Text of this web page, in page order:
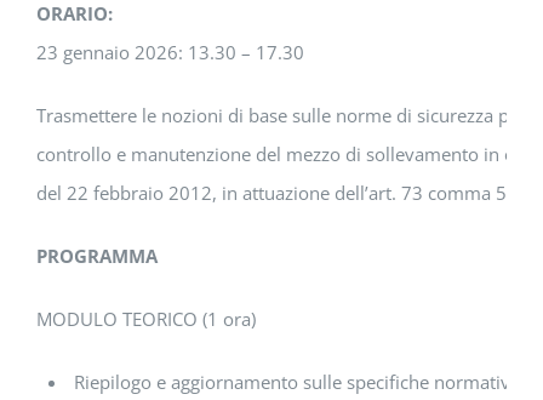
ORARIO:
23 gennaio 2026: 13.30 – 17.30
Trasmettere le nozioni di base sulle norme di sicurezza per
controllo e manutenzione del mezzo di sollevamento in
del 22 febbraio 2012, in attuazione dell’art. 73 comma 5
PROGRAMMA
MODULO TEORICO (1 ora)
Riepilogo e aggiornamento sulle specifiche normative